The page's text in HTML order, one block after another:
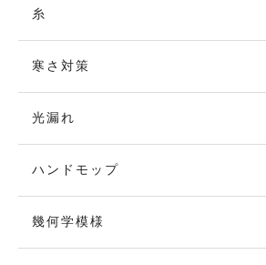
糸
寒さ対策
光漏れ
ハンドモップ
幾何学模様